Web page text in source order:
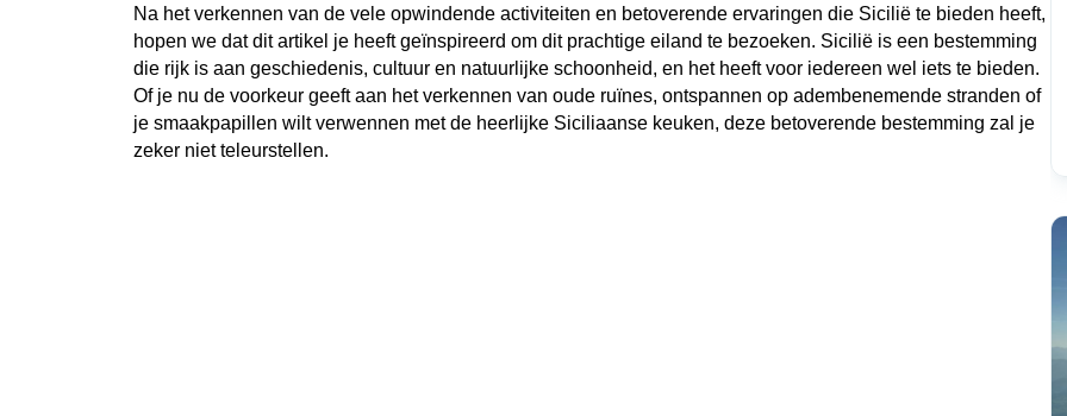
Na het verkennen van de vele opwindende activiteiten en betoverende ervaringen die Sicilië te bieden heeft,
hopen we dat dit artikel je heeft geïnspireerd om dit prachtige eiland te bezoeken. Sicilië is een bestemming
die rijk is aan geschiedenis, cultuur en natuurlijke schoonheid, en het heeft voor iedereen wel iets te bieden.
Of je nu de voorkeur geeft aan het verkennen van oude ruïnes, ontspannen op adembenemende stranden of
je smaakpapillen wilt verwennen met de heerlijke Siciliaanse keuken, deze betoverende bestemming zal je
zeker niet teleurstellen.